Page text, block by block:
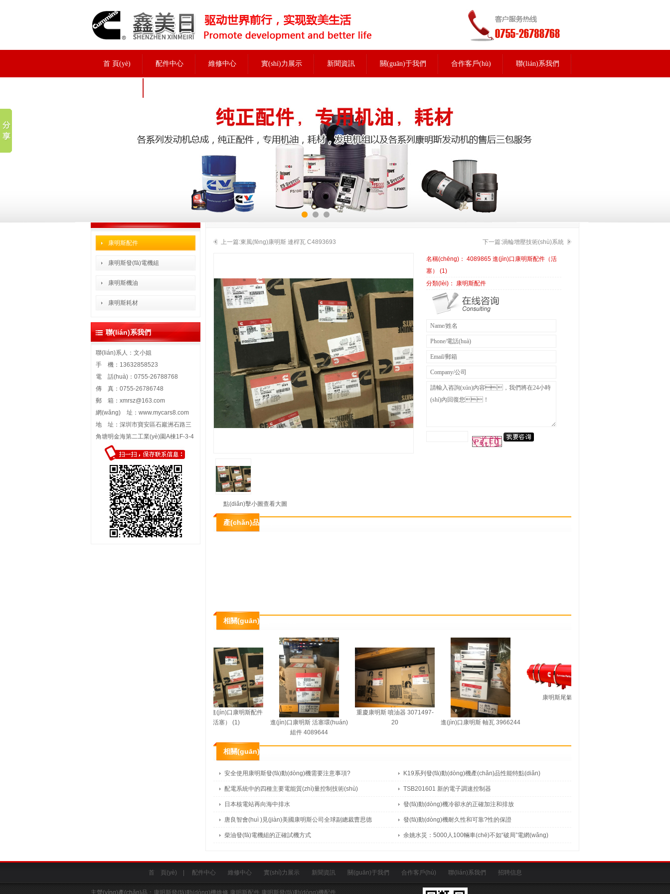
首 頁(yè) 配件中心 維修中心 實(shí)力展示 新聞資訊 關(guān)于我們 合作客戶(hù) 聯(lián)系我們
康明斯配件
康明斯發(fā)電機組
康明斯機油
康明斯耗材
聯(lián)系我們
聯(lián)系人：文小姐
手 機：13632858523
電 話(huà)：0755-26788768
傳 真：0755-26786748
郵 箱： xmrsz@163.com
網(wǎng) 址： www.mycars8.com
地 址：深圳市寶安區石巖洲石路三
角塘明金海第二工業(yè)園A棟1F-3-4
配件中心> 康明斯配件
上一篇:東風(fēng)康明斯 連桿瓦 C4893693 下一篇:渦輪增壓技術(shù)系統
點(diǎn)擊小圖查看大圖
名稱(chēng)： 4089865 進(jìn)口康明斯配件（活
塞） (1)
分類(lèi)： 康明斯配件
產(chǎn)品詳情
相關(guān)產(chǎn)品
4089865 進(jìn)口康明斯配件
（活塞） (1)
進(jìn)口康明斯 活塞環(huán)
組件 4089644
重慶康明斯 噴油器 3071497-
20
進(jìn)口康明斯 軸瓦 3966244
康明斯尾氣處理器
相關(guān)資訊
安全使用康明斯發(fā)動(dòng)機需要注意事項? K19系列發(fā)動(dòng)機產(chǎn)品性能特點(diǎn)
配電系統中的四種主要電能質(zhì)量控制技術(shù) TSB201601 新的電子調速控制器
日本核電站再向海中排水 發(fā)動(dòng)機冷卻水的正確加注和排放
唐良智會(huì )見(jiàn)美國康明斯公司全球副總裁曹思德 發(fā)動(dòng)機耐久性和可靠?性的保證
柴油發(fā)電機組的正確試機方式 余姚水災：5000人100輛車(chē)不如“破局”電網(wǎng)
首 頁(yè) 配件中心 維修中心 實(shí)力展示 新聞資訊 關(guān)于我們 合作客戶(hù) 聯(lián)系我們 招聘信息
主營(yíng)產(chǎn)品： 康明斯發(fā)動(dòng)機維修 康明斯配件 康明斯發(fā)動(dòng)機配件